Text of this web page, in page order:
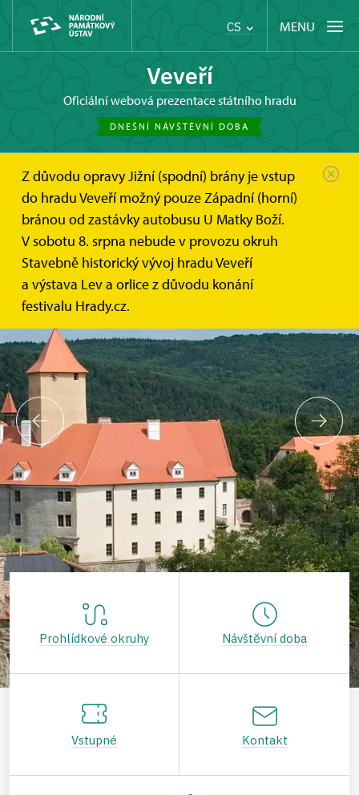
CS MENU
Veveří
oficiální webová prezentace státního hradu
DNEŠNÍ NÁVŠTĚVNÍ DOBA
Z důvodu opravy Jižní (spodní) brány je vstup
do hradu Veveří možný pouze Západní (horní)
bránou od zastávky autobusu U Matky Boží.
V sobotu 8. srpna nebude v provozu okruh
Stavebně historický vývoj hradu Veveří
a výstava Lev a orlice z důvodu konání
festivalu Hrady.cz.
Prohlídkové okruhy Návštěvní doba
Vstupné Kontakt